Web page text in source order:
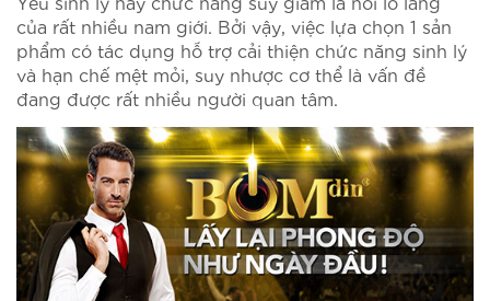
của rất nhiều nam giới. Bởi vậy, việc lựa chọn 1 sản
phẩm có tác dụng hỗ trợ cải thiện chức năng sinh lý
và hạn chế mệt mỏi, suy nhược cơ thể là vấn đề
đang được rất nhiều người quan tâm.